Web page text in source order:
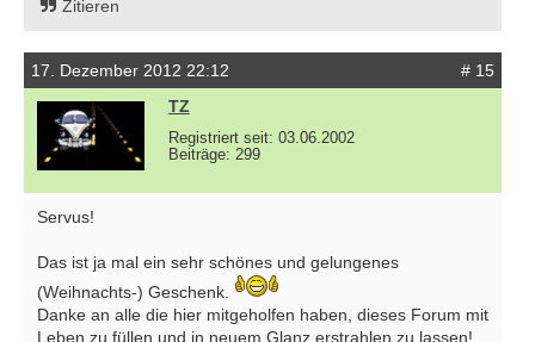
Zitieren
17. Dezember 2012 22:12
# 15
TZ
Registriert seit: 03.06.2002
Beiträge: 299
Servus!
Das ist ja mal ein sehr schönes und gelungenes
(Weihnachts-) Geschenk.
Danke an alle die hier mitgeholfen haben, dieses Forum mit
Leben zu füllen und in neuem Glanz erstrahlen zu lassen!